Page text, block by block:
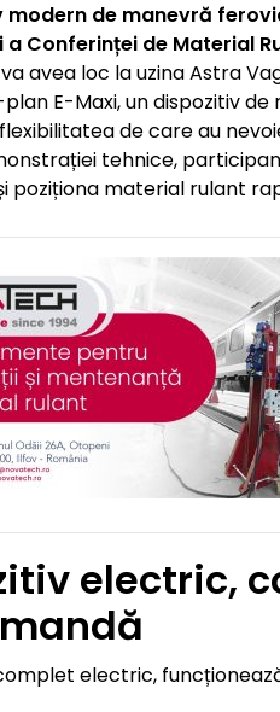
modern de manevră
a Conferinței de Material
avea loc la uzina Astra
E-Maxi, un dispozitiv
de care au
tehnice,
poziționa material rulant
electric,
electric,